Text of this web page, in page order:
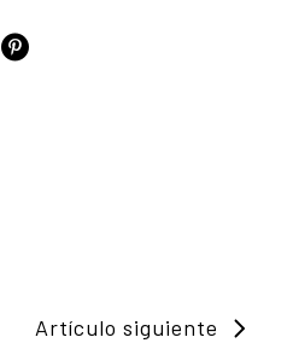
Artículo siguiente